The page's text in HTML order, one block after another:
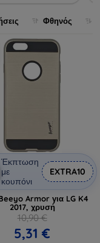
Φθηνός
Έκπτωση
με
κουπόνι
EXTRA10
Armor για LG K4
2017, χρυσή
10,90 €
5,31 €